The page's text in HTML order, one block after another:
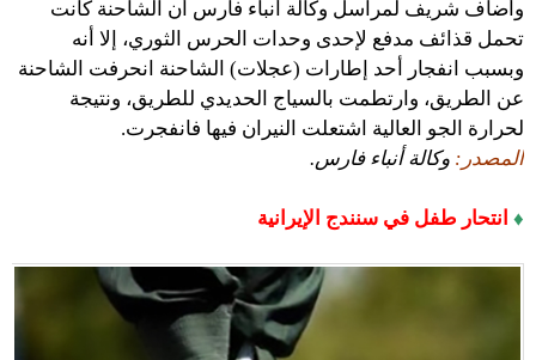
وأضاف شريف لمراسل وكالة أنباء فارس أن الشاحنة كانت
تحمل قذائف مدفع لإحدى وحدات الحرس الثوري، إلا أنه
وبسبب انفجار أحد إطارات (عجلات) الشاحنة انحرفت الشاحنة
عن الطريق، وارتطمت بالسياج الحديدي للطريق، ونتيجة
لحرارة الجو العالية اشتعلت النيران فيها فانفجرت.
المصدر: وكالة أنباء فارس.
♦ انتحار طفل في سنندج الإيرانية